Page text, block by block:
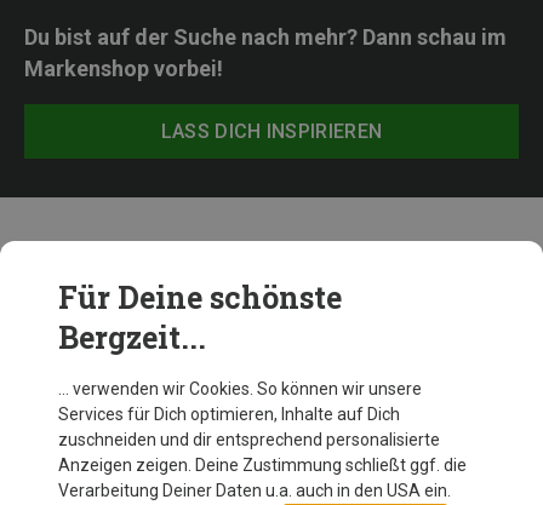
Du bist auf der Suche nach mehr? Dann schau im
Markenshop vorbei!
LASS DICH INSPIRIEREN
Für Deine schönste
Bergzeit...
… verwenden wir Cookies. So können wir unsere
Services für Dich optimieren, Inhalte auf Dich
zuschneiden und dir entsprechend personalisierte
Anzeigen zeigen. Deine Zustimmung schließt ggf. die
Verarbeitung Deiner Daten u.a. auch in den USA ein.